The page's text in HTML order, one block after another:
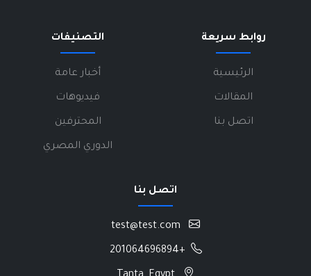
روابط سريعة
الرئيسية
المقالات
اتصل بنا
التصنيفات
أخبار عامة
فيديوهات
المحترفين
الدوري المصري
اتصل بنا
+201064696894